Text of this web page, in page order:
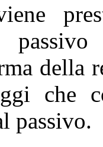
della
che
passivo.